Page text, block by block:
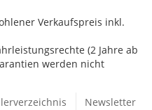
Verkaufspreis inkl.
(2 Jahre ab
werden nicht
Newsletter